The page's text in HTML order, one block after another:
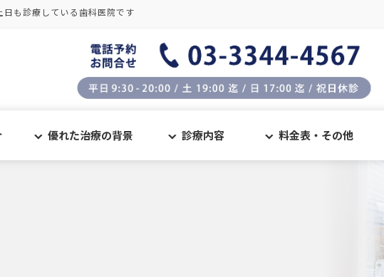
も診療している歯科医院です
優れた治療の背景 診療内容 料金表・その他